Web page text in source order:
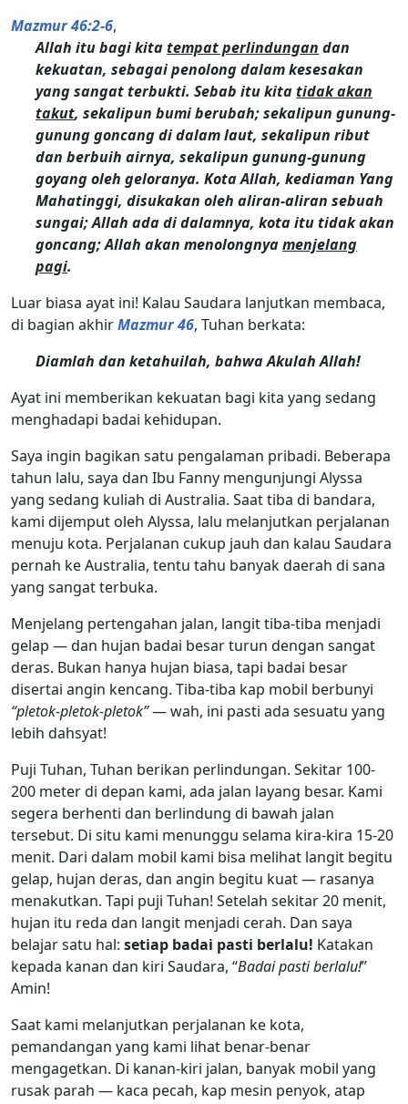
Mazmur 46:2-6,
Allah itu bagi kitatempat perlindungan dan
kekuatan, sebagai penolong dalam kesesakan
yang sangat terbukti. Sebab itu kitatidak akan
takut, sekalipun bumi berubah; sekalipun gunung-
gunung goncang di dalam laut, sekalipun ribut
dan berbuih airnya, sekalipun gunung-gunung
goyang oleh geloranya. Kota Allah, kediaman Yang
Mahatinggi, disukakan oleh aliran-aliran sebuah
sungai; Allah ada di dalamnya, kota itu tidak akan
goncang; Allah akan menolongnyamenjelang
pagi.
Luar biasa ayat ini! Kalau Saudara lanjutkan membaca,
di bagian akhirMazmur 46, Tuhan berkata:
Diamlah dan ketahuilah, bahwa Akulah Allah!
Ayat ini memberikan kekuatan bagi kita yang sedang
menghadapi badai kehidupan.
Saya ingin bagikan satu pengalaman pribadi. Beberapa
tahun lalu, saya dan Ibu Fanny mengunjungi Alyssa
yang sedang kuliah di Australia. Saat tiba di bandara,
kami dijemput oleh Alyssa, lalu melanjutkan perjalanan
menuju kota. Perjalanan cukup jauh dan kalau Saudara
pernah ke Australia, tentu tahu banyak daerah di sana
yang sangat terbuka.
Menjelang pertengahan jalan, langit tiba-tiba menjadi
gelap — dan hujan badai besar turun dengan sangat
deras. Bukan hanya hujan biasa, tapi badai besar
disertai angin kencang. Tiba-tiba kap mobil berbunyi
“pletok-pletok-pletok”— wah, ini pasti ada sesuatu yang
lebih dahsyat!
Puji Tuhan, Tuhan berikan perlindungan. Sekitar 100-
200 meter di depan kami, ada jalan layang besar. Kami
segera berhenti dan berlindung di bawah jalan
tersebut. Di situ kami menunggu selama kira-kira 15-20
menit. Dari dalam mobil kami bisa melihat langit begitu
gelap, hujan deras, dan angin begitu kuat — rasanya
menakutkan. Tapi puji Tuhan! Setelah sekitar 20 menit,
hujan itu reda dan langit menjadi cerah. Dan saya
belajar satu hal: setiap badai pasti berlalu! Katakan
kepada kanan dan kiri Saudara, “Badai pasti berlalu!”
Amin!
Saat kami melanjutkan perjalanan ke kota,
pemandangan yang kami lihat benar-benar
mengagetkan. Di kanan-kiri jalan, banyak mobil yang
rusak parah — kaca pecah, kap mesin penyok, atap